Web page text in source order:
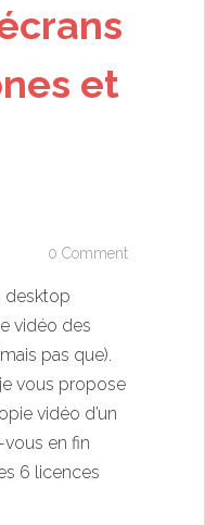
et
0 Comment
desktop
vidéo des
pas que).
vous propose
vidéo d’un
vous en fin
6 licences